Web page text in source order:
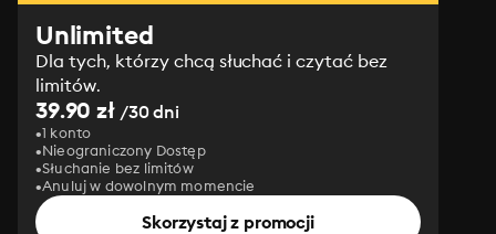
Unlimited
Dla tych, którzy chcą słuchać i czytać bez
limitów.
39.90 zł/30 dni
1 konto
Nieograniczony Dostęp
Słuchanie bez limitów
Anuluj w dowolnym momencie
Skorzystaj z promocji